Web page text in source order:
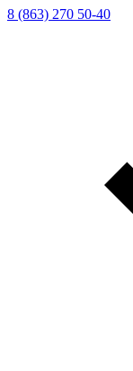
8 (863) 270 50-40